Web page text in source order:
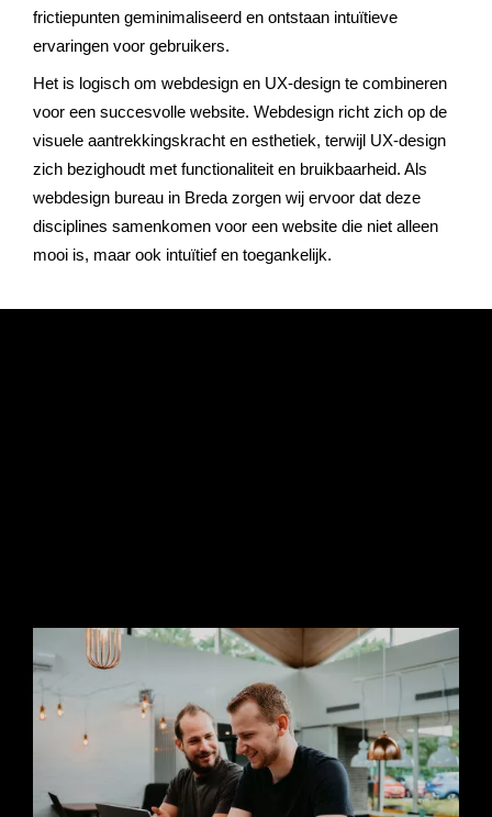
frictiepunten geminimaliseerd en ontstaan intuïtieve
ervaringen voor gebruikers.
Het is logisch om webdesign en UX-design te combineren
voor een succesvolle website. Webdesign richt zich op de
visuele aantrekkingskracht en esthetiek, terwijl UX-design
zich bezighoudt met functionaliteit en bruikbaarheid. Als
webdesign bureau in Breda zorgen wij ervoor dat deze
disciplines samenkomen voor een website die niet alleen
mooi is, maar ook intuïtief en toegankelijk.
Responsive
Responsive webdesignis een aanpak waarbij websites
worden ontworpen en ontwikkeld om zich automatisch aan
te passen aan verschillende schermformaten en apparaten,
zoals desktops, laptops, tablets en smartphones. Het doel